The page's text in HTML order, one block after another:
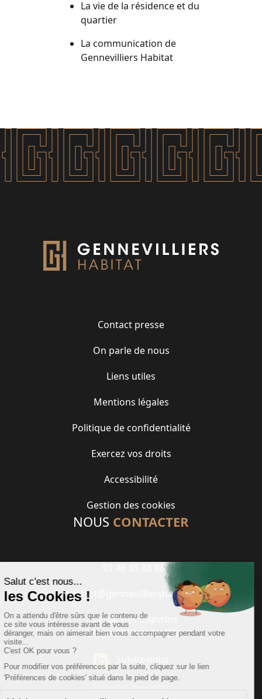
La vie de la résidence et du
quartier
La communication de
Gennevilliers Habitat
Contact presse
On parle de nous
Liens utiles
Mentions légales
Politique de confidentialité
Exercez vos droits
Accessibilité
Gestion des cookies
NOUS CONTACTER
01 46 85 88 88
contact@gennevilliershabitat.fr
33 rue des Chevrins
92230 GENNEVILLIERS